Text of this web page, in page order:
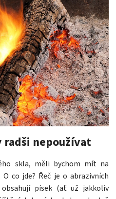
nepoužívat
skla, měli bychom mít na
co jde? Řeč je o abrazivních
písek (ať už jakkoliv